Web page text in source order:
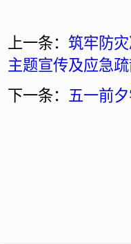
上一条： 筑牢防
主题宣传及应急
下一条： 五一前